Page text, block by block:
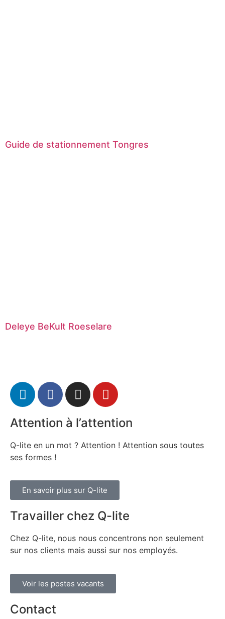
Guide de stationnement Tongres
Deleye BeKult Roeselare
Attention à l’attention
Q-lite en un mot ? Attention ! Attention sous toutes
ses formes !
En savoir plus sur Q-lite
Travailler chez Q-lite
Chez Q-lite, nous nous concentrons non seulement
sur nos clients mais aussi sur nos employés.
Voir les postes vacants
Contact